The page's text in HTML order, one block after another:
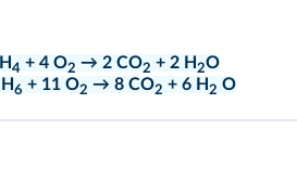
H4 + 4 O2 → 2 CO2 + 2 H2O
H6 + 11 O2 → 8 CO2 + 6 H2 O